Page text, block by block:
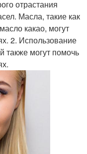
отрастания
Масла, такие как
какао, могут
2. Использование
также могут помочь